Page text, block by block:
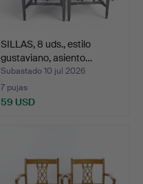
SILLAS, 8 uds., estilo
gustaviano, asiento…
Subastado 10 jul 2026
7 pujas
59 USD